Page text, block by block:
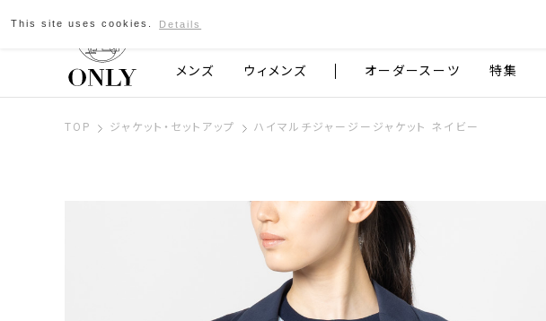
京都発のスーツブランド ONLY
メンズ ウィメンズ オーダースーツ 特集
TOP ジャケット・セットアップ ハイマルチジャージージャケット ネイビー
This site uses cookies. Details